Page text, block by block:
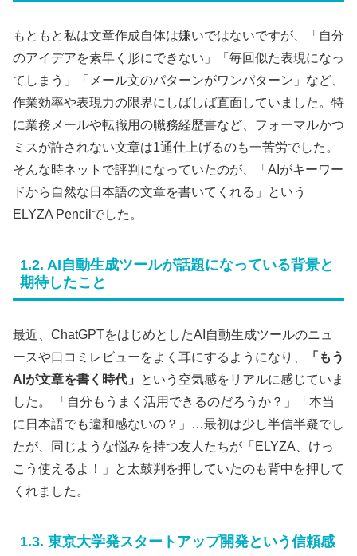
もともと私は文章作成自体は嫌いではないですが、「自分
のアイデアを素早く形にできない」「毎回似た表現になっ
てしまう」「メール文のパターンがワンパターン」など、
作業効率や表現力の限界にしばしば直面していました。特
に業務メールや転職用の職務経歴書など、フォーマルかつ
ミスが許されない文章は1通仕上げるのも一苦労でした。
そんな時ネットで評判になっていたのが、「AIがキーワー
ドから自然な日本語の文章を書いてくれる」という
ELYZA Pencilでした。
1.2. AI自動生成ツールが話題になっている背景と
期待したこと
最近、ChatGPTをはじめとしたAI自動生成ツールのニュ
ースや口コミレビューをよく耳にするようになり、
「もう
AIが文章を書く時代」
という空気感をリアルに感じていま
した。 「自分もうまく活用できるのだろうか？」「本当
に日本語でも違和感ないの？」…最初は少し半信半疑でし
たが、同じような悩みを持つ友人たちが「ELYZA、けっ
こう使えるよ！」と太鼓判を押していたのも背中を押して
くれました。
1.3. 東京大学発スタートアップ開発という信頼感